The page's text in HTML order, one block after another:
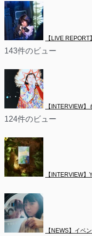
【LIVE
143件のビュー
【INTERVIEW
124件のビュー
【INTERVIEW】
【NEWS】イベ